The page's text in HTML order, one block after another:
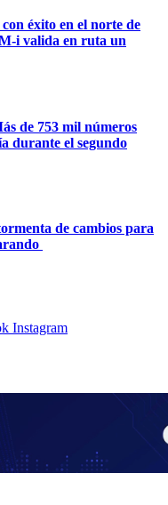
éxito en el norte de
i valida en ruta un
de 753 mil números
durante el segundo
de cambios para
Instagram